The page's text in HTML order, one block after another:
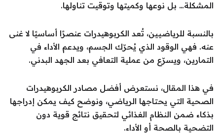
المشكلة… بل نوعها وكميتها وتوقيت تناولها.
بالنسبة للرياضيين، تُعد الكربوهيدرات عنصرًا أساسيًا لا غنى
عنه. فهي الوقود الذي يُحرّك الجسم، ويدعم الأداء في
التمارين، ويسرّع من عملية التعافي بعد الجهد البدني.
في هذا المقال، نستعرض أفضل مصادر الكربوهيدرات
الصحية التي يحتاجها الرياضي، ونوضح كيف يمكن إدراجها
بذكاء ضمن النظام الغذائي لتحقيق نتائج قوية دون
التضحية بالصحة أو الأداء.